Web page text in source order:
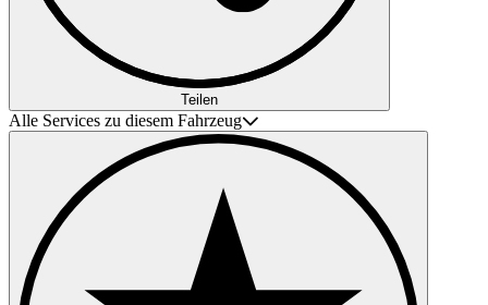
Teilen
Alle Services zu diesem Fahrzeug